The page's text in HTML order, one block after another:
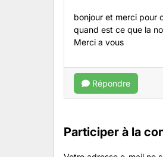
bonjour et merci pour
quand est ce que la
Merci a vous
Répondre
Participer à la